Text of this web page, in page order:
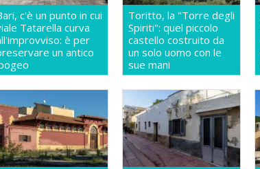
c'è un punto in cui
Tatarella curva
è per
un antico
Toritto, la "Torre degli
Spiriti": quel piccolo
castello costruito da
un solo uomo con le
sue mani